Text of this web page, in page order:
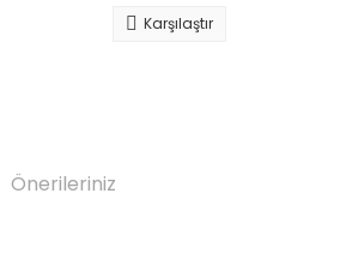
Karşılaştır
Önerileriniz